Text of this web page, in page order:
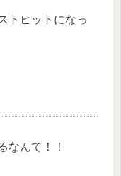
トヒットになっ
なんて！！